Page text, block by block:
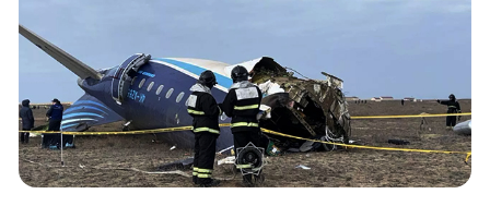
ИНАКОМЫСЛИЕ В ЧЕЧНЕ
ПРЕСЛЕДОВАНИЕ АКТИВИСТОВ
МОБИЛИЗАЦИЯ И ПРОТЕСТЫ
Ингушетия
Кабардино-Балкария
Калмыкия
Карачаево-Черкесия
Краснодарский край